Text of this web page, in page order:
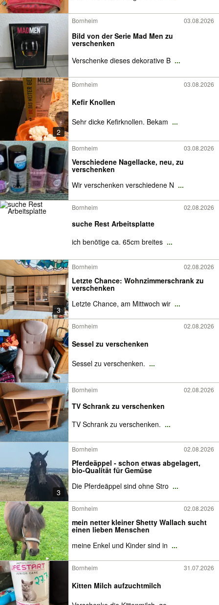
Bornheim 03.08.2026
Bild von der Serie Mad Men zu
verschenken
Verschenke dieses dekorative B ...
2
Bornheim 03.08.2026
Kefir Knollen
Sehr dicke Kefirknollen. Bekam ...
Bornheim 03.08.2026
Verschiedene Nagellacke, neu, zu
verschenken
Wir verschenken verschiedene N ...
Bornheim 02.08.2026
suche Rest Arbeitsplatte
ich benötige ca. 65cm breites ...
3
Bornheim 02.08.2026
Letzte Chance: Wohnzimmerschrank zu
verschenken
Letzte Chance, am Mittwoch wir ...
Bornheim 02.08.2026
Sessel zu verschenken
Sessel zu verschenken. ...
Bornheim 02.08.2026
TV Schrank zu verschenken
TV Schrank zu verschenken. ...
3
Bornheim 02.08.2026
Pferdeäppel - schon etwas abgelagert,
bio-Qualität für Gemüse
Die Pferdeäppel sind ohne Stro ...
Bornheim 02.08.2026
mein netter kleiner Shetty Wallach sucht
einen lieben Menschen
meine Enkel und Kinder sind in ...
Bornheim 31.07.2026
Kitten Milch aufzuchtmilch